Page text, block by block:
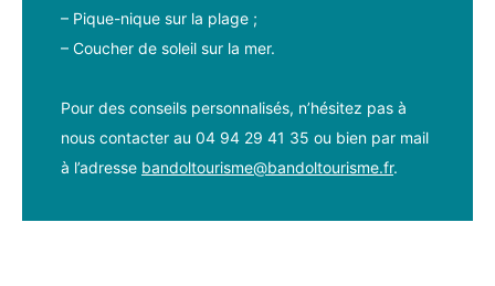
– Pique-nique sur la plage ;
– Coucher de soleil sur la mer.
Pour des conseils personnalisés, n’hésitez pas à
nous contacter au 04 94 29 41 35 ou bien par mail
à l’adresse bandoltourisme@bandoltourisme.fr.